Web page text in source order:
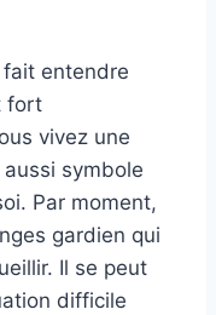
fait entendre
fort
vivez une
symbole
Par moment,
gardien qui
Il se peut
difficile